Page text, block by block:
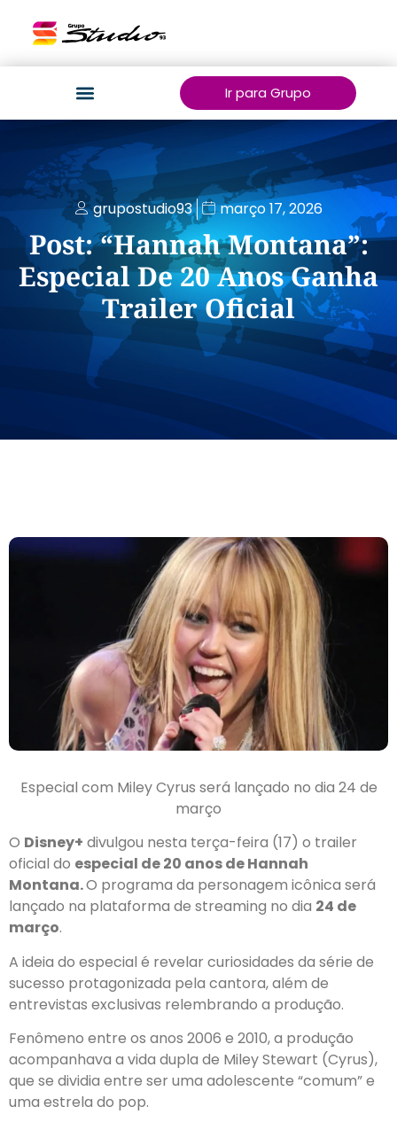
Ir para Grupo
grupostudio93 março 17, 2026
Post: “Hannah Montana”:
Especial De 20 Anos Ganha
Trailer Oficial
Especial com Miley Cyrus será lançado no dia 24 de
março
O Disney+ divulgou nesta terça-feira (17) o trailer
oficial do especial de 20 anos de Hannah
Montana.O programa da personagem icônica será
lançado na plataforma de streaming no dia 24 de
março.
A ideia do especial é revelar curiosidades da série de
sucesso protagonizada pela cantora, além de
entrevistas exclusivas relembrando a produção.
Fenômeno entre os anos 2006 e 2010, a produção
acompanhava a vida dupla de Miley Stewart (Cyrus),
que se dividia entre ser uma adolescente “comum” e
uma estrela do pop.